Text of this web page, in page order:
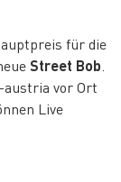
für die
Street Bob.
austria vor Ort
Live